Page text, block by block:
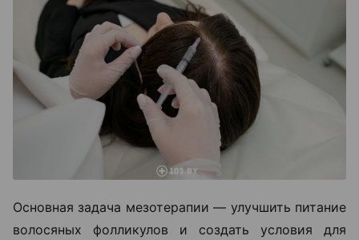
Основная задача мезотерапии — улучшить питание
волосяных фолликулов и создать условия для